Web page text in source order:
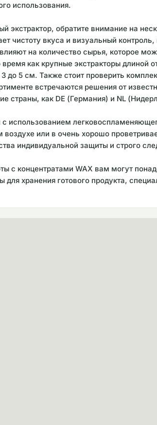
использования.
экстрактор, обратите внимание на
чистоту вкуса и визуальный
на количество сырья, которое
как крупные экстракторы
до 5 см. Также стоит проверить
встречаются решения от
страны, как DE (Германия) и NL
с использованием
воздухе или в очень хорошо
индивидуальной защиты и строго
с концентратами WAX вам могут
для хранения готового продукта,